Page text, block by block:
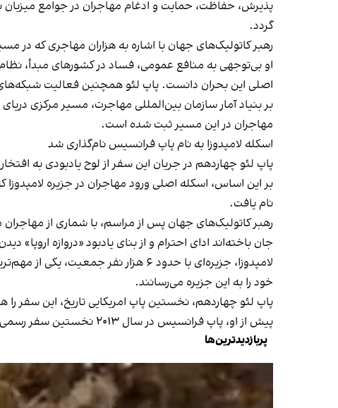
پذیرش، حفاظت، حمایت و ادغام مهاجران در جوامع
گردد.
رهبر کاتولیک‌های جهان با اشاره به هزاران مهاجری که در
او بی‌توجهی به منافع عمومی، فساد در کشورهای مبدأ،
اصلی این بحران دانست. پاپ لئو همچنین فعالیت شبکه‌های
مهاجران در این مسیر ثبت شده است.
اسکله لامپدوزا به نام پاپ فرانسیس نام‌گذاری شد
پاپ لئو چهاردهم در جریان این سفر از لوح یادبودی به
بر این اساس، اسکله اصلی ورود مهاجران در جزیره
نام یافت.
رهبر کاتولیک‌های جهان پس از مراسم، با شماری از مهاجران
جان باخته‌اند ادای احترام و از بنای یادبود «دروازه اروپا»
لامپدوزا، جزیره‌ای با حدود ۶ هزار
خود را به این جزیره می‌رسانند.
پاپ لئو چهاردهم، نخستین پاپ امریکایی تاریخ، این سفر
پیش از او، پاپ فرانسیس در سال ۲۰۱۳ نخستین سفر رسمی خود را به این جزیره انجام داده و موضوع مهاجرت را در مرکز توجه کلیسای کاتولیک قرار داده بود.
پربازدیدترین‌ها